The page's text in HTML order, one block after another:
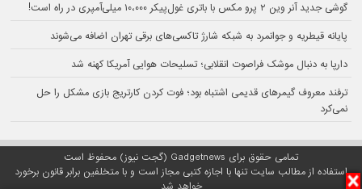
گوشی جدید آنر وین ۲ پرو مکس با باتری غول‌پیکر ۱۰،۰۰۰ میلی‌آمپری در راه است!
پایانه قیطریه و جوانمرد به شبکه شارژ تاکسی‌های برقی تهران اضافه می‌شوند
دارپا به دنبال موشک فراصوت انقلابی؛ تسلیحات هوایی آمریکا کهنه شد
ترفند معروف گیمرهای قدیمی اشتباه بود؛ فوت کردن کارتریج بازی مشکل را حل
نمی‌کرد
تمامی حقوق برای Gadgetnews (گجت نیوز) محفوظ است
استفاده از مطالب سایت تنها با اجازه کتبی مجاز است و با متخلفین برابر قانون برخورد